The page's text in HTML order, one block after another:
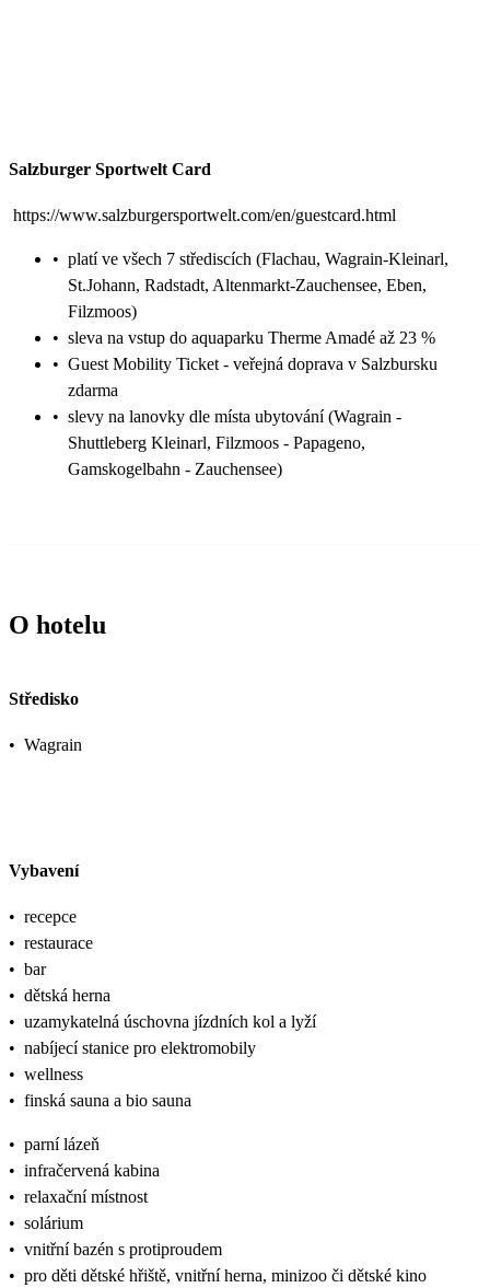
Salzburger Sportwelt Card
https://www.salzburgersportwelt.com/en/guestcard.html
• platí ve všech 7 střediscích (Flachau, Wagrain-Kleinarl,
St.Johann, Radstadt, Altenmarkt-Zauchensee, Eben,
Filzmoos)
• sleva na vstup do aquaparku Therme Amadé až 23 %
• Guest Mobility Ticket - veřejná doprava v Salzbursku
zdarma
• slevy na lanovky dle místa ubytování (Wagrain -
Shuttleberg Kleinarl, Filzmoos - Papageno,
Gamskogelbahn - Zauchensee)
O hotelu
Středisko
• Wagrain
Vybavení
• recepce
• restaurace
• bar
• dětská herna
• uzamykatelná úschovna jízdních kol a lyží
• nabíjecí stanice pro elektromobily
• wellness
• finská sauna a bio sauna
• parní lázeň
• infračervená kabina
• relaxační místnost
• solárium
• vnitřní bazén s protiproudem
• pro děti dětské hřiště, vnitřní herna, minizoo či dětské kino